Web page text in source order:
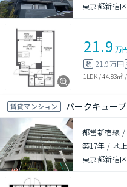
東京都新宿
21.9 万
敷 21.9万円
1LDK/44.83㎡ /
賃貸マンション パークキュー
都営新宿線 /
築17年 /地
東京都新宿